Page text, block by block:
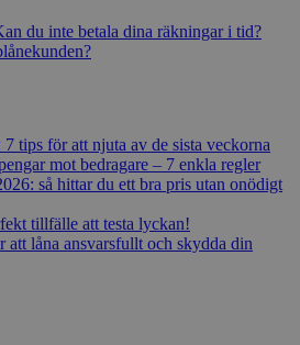
du inte betala dina räkningar i tid?
7 tips för att njuta av de sista veckorna
mot bedragare – 7 enkla regler
så hittar du ett bra pris utan onödigt
tillfälle att testa lyckan!
att låna ansvarsfullt och skydda din